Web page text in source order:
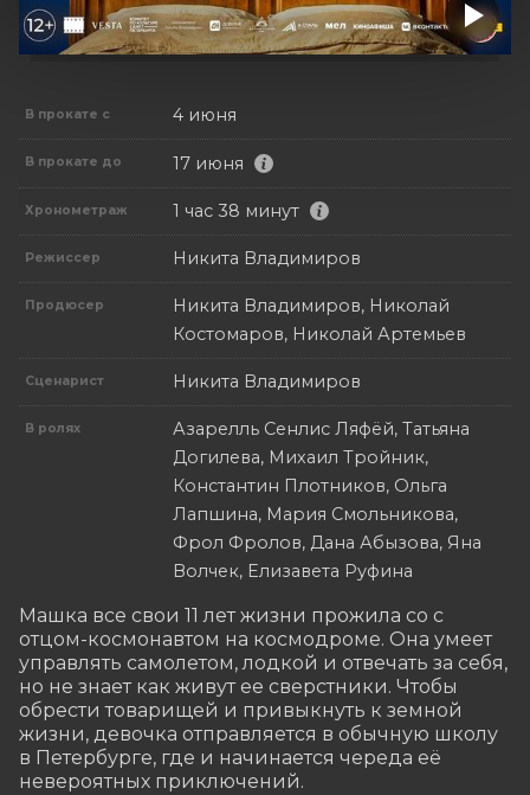
В прокате с 4 июня
В прокате до 17 июня
Хронометраж 1 час 38 минут
Режиссер Никита Владимиров
Продюсер
Никита Владимиров, Николай
Костомаров, Николай Артемьев
Сценарист Никита Владимиров
В ролях
Азарелль Сенлис Ляфёй, Татьяна
Догилева, Михаил Тройник,
Константин Плотников, Ольга
Лапшина, Мария Смольникова,
Фрол Фролов, Дана Абызова, Яна
Волчек, Елизавета Руфина
Машка все свои 11 лет жизни прожила со с
отцом-космонавтом на космодроме. Она умеет
управлять самолетом, лодкой и отвечать за себя,
но не знает как живут ее сверстники. Чтобы
обрести товарищей и привыкнуть к земной
жизни, девочка отправляется в обычную школу
в Петербурге, где и начинается череда её
невероятных приключений.